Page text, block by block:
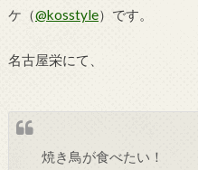
ケ（@kosstyle）です。
名古屋栄にて、
焼き鳥が食べたい！